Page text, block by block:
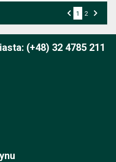
1 2
(+48) 32 4785 211